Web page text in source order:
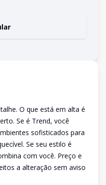
O que está em alta é
Se é Trend, você
sofisticados para
Se seu estilo é
com você. Preço e
a alteração sem aviso